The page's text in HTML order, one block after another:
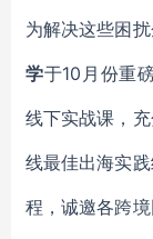
为解决这些困
学于10月份重
线下实战课，
线最佳出海实
程，诚邀各跨